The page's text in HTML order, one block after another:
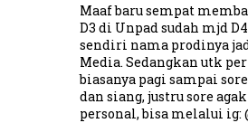
Maaf baru sempat
D3 di Unpad sudah mjd
sendiri nama prodinya
Media. Sedangkan utk
biasanya pagi sampai
dan siang, justru sore
personal, bisa melalui ig: